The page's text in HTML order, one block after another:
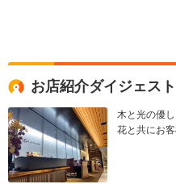
お店紹介ダイジェスト
木と光の優
花と共にお